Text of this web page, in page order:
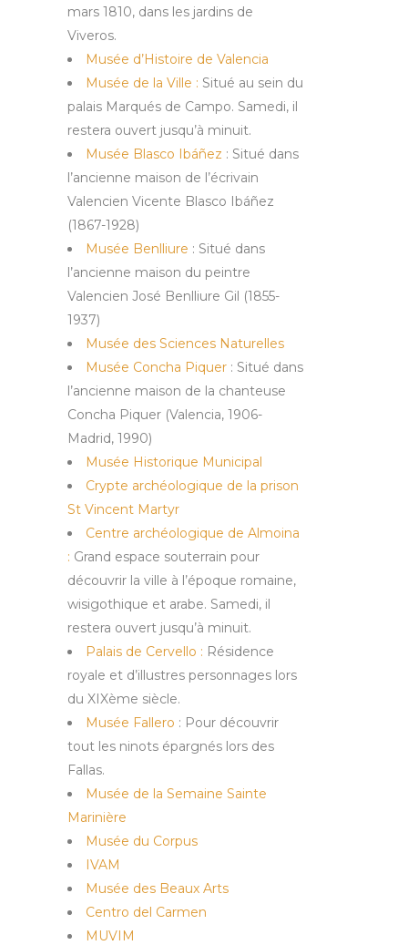
mars 1810, dans les jardins de
Viveros.
Musée d’Histoire de Valencia
Musée de la Ville : Situé au sein du
palais Marqués de Campo. Samedi, il
restera ouvert jusqu’à minuit.
Musée Blasco Ibáñez : Situé dans
l’ancienne maison de l’écrivain
Valencien Vicente Blasco Ibáñez
(1867-1928)
Musée Benlliure : Situé dans
l’ancienne maison du peintre
Valencien José Benlliure Gil (1855-
1937)
Musée des Sciences Naturelles
Musée Concha Piquer : Situé dans
l’ancienne maison de la chanteuse
Concha Piquer (Valencia, 1906-
Madrid, 1990)
Musée Historique Municipal
Crypte archéologique de la prison
St Vincent Martyr
Centre archéologique de Almoina
: Grand espace souterrain pour
découvrir la ville à l’époque romaine,
wisigothique et arabe. Samedi, il
restera ouvert jusqu’à minuit.
Palais de Cervello : Résidence
royale et d’illustres personnages lors
du XIXème siècle.
Musée Fallero : Pour découvrir
tout les ninots épargnés lors des
Fallas.
Musée de la Semaine Sainte
Marinière
Musée du Corpus
IVAM
Musée des Beaux Arts
Centro del Carmen
MUVIM